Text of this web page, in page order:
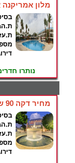
מלון אמריקנה
נותרו
מחיר דקה 90 שישבת כולל חצי פנסיון ועזיבה במוצ``ש